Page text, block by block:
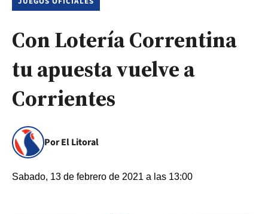
Con Lotería Correntina
tu apuesta vuelve a
Corrientes
Por El Litoral
Sabado, 13 de febrero de 2021 a las 13:00